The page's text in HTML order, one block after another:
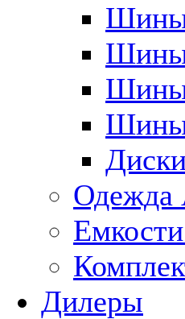
Шины
Шины
Шины
Шины
Одежда
Дилеры